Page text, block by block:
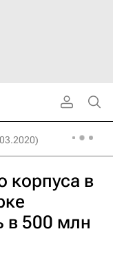
корпуса в
в 500 млн